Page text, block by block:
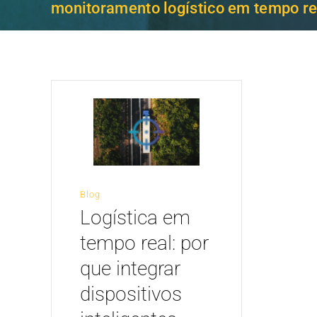
monitoramento logístico em tempo
Blog
Logística em
tempo real: por
que integrar
dispositivos